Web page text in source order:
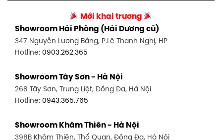
0986.71.8448
Showroom Thuận An - Bình Dương
66 đường DT743, An Phú, Thuận An, Bình Dương
Showroom Biên Hòa - Đồng Nai
452 Nguyễn Ái Quốc, Tân Tiến, TP. Biên Hòa, Đồng Nai
27-29 Nguyễn Sỹ Sách, Hưng Bình, TP Vinh, Nghệ An
Hotline:0943.960.966
Showroom Buôn Ma Thuột
Hotline:0934.02.18.18
Mới khai trương
Showroom Hải Phòng (Hải Dương cũ)
347 Nguyễn Lương Bằng, P.Lê Thanh Nghị, HP
Hotline: 0903.262.365
Showroom Tây Sơn - Hà Nội
268 Tây Sơn, Trung Liệt, Đống Đa, Hà Nội
Hotline: 0943.365.765
Showroom Khâm Thiên - Hà Nội
398B Khâm Thiên, Thổ Quan, Đống Đa, Hà Nội